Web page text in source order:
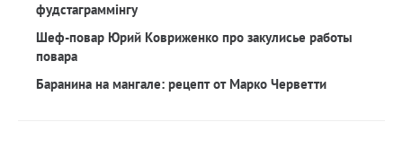
фудстаграммінгу
Шеф-повар Юрий Ковриженко про закулисье работы
повара
Баранина на мангале: рецепт от Марко Черветти